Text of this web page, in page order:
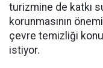
turizmine de katkı
korunmasının
çevre temizliği
istiyor.